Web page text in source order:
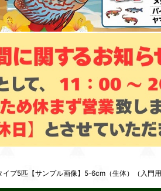
プ5匹【サンプル画像】5-6cm（生体）（入門